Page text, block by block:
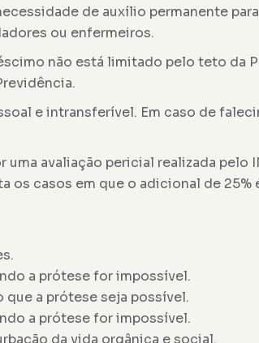
de auxílio permanente
ou enfermeiros.
não está limitado pelo teto da
e intransferível. Em caso de
avaliação pericial realizada
os casos em que o adicional de
a prótese for impossível.
que a prótese seja possível.
a prótese for impossível.
da vida orgânica e social.